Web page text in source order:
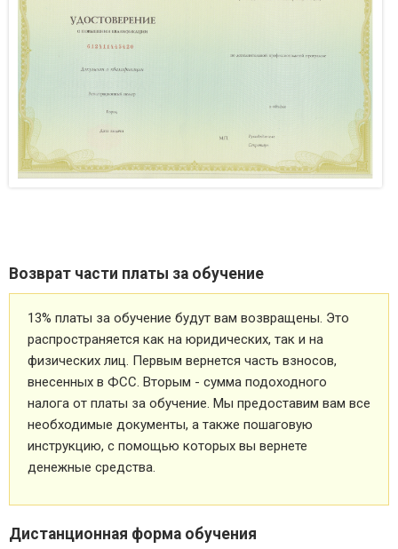
Возврат части платы за обучение
13% платы за обучение будут вам возвращены. Это
распространяется как на юридических, так и на
физических лиц. Первым вернется часть взносов,
внесенных в ФСС. Вторым - сумма подоходного
налога от платы за обучение. Мы предоставим вам все
необходимые документы, а также пошаговую
инструкцию, с помощью которых вы вернете
денежные средства.
Дистанционная форма обучения